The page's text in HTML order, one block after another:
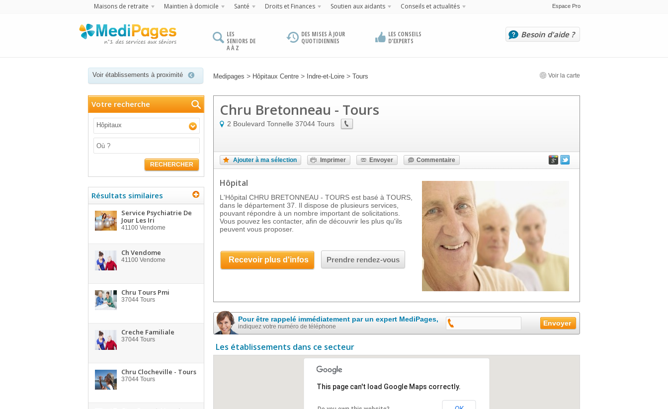
Maisons de retraite Maintien à domicile Santé Droits et Finances Soutien aux aidants Conseils et actualités Espace Pro
LES
SENIORS DE
A À Z
DES MISES À JOUR
QUOTIDIENNES
LES CONSEILS
D'EXPERTS
Besoin d'aide ?
Voir établissements à proximité Medipages > Hôpitaux Centre > Indre-et-Loire > Tours Voir la carte
Votre recherche
Hôpitaux
RECHERCHER
Résultats similaires
Service Psychiatrie De
Jour Les Iri
41100 Vendome
Ch Vendome
41100 Vendome
Chru Tours Pmi
37044 Tours
Creche Familiale
37044 Tours
Chru Clocheville - Tours
37044 Tours
Chru Bretonneau - Tours
2 Boulevard Tonnelle 37044 Tours
Ajouter à ma sélection Imprimer Envoyer Commentaire
Hôpital
L'Hôpital CHRU BRETONNEAU - TOURS est basé à TOURS,
dans le département 37. Il dispose de plusieurs services,
pouvant répondre à un nombre important de solicitations.
Vous pouvez les contacter, afin de découvrir les plus qu'ils
peuvent vous proposer.
Recevoir plus d'infos Prendre rendez-vous
Pour être rappelé immédiatement par un expert MediPages,
indiquez votre numéro de téléphone
Les établissements dans ce secteur
This page can't load Google Maps correctly.